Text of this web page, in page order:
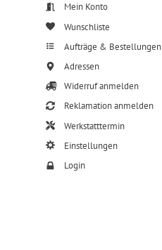
Mein Konto
Wunschliste
Aufträge & Bestellungen
Adressen
Widerruf anmelden
Reklamation anmelden
Werkstatttermin
Einstellungen
Login